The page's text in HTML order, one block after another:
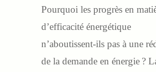
Pourquoi les progrès en
d’efficacité énergétique
n’aboutissent-ils pas à une
de la demande en énergie ?